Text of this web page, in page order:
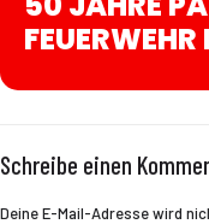
Schreibe einen
Deine E-Mail-Adresse wird